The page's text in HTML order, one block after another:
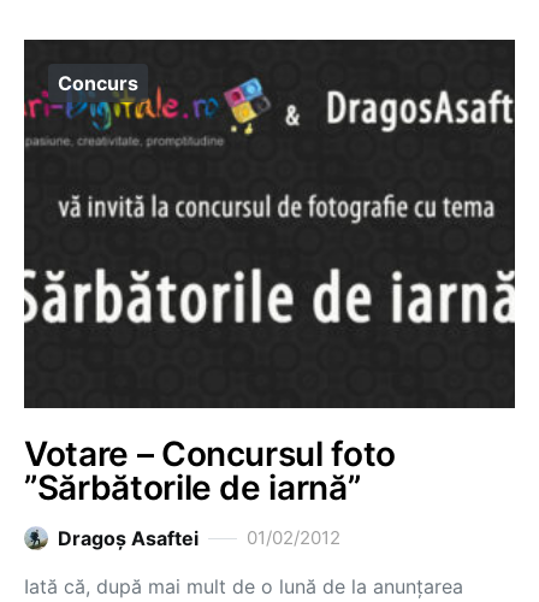
Concurs
Votare – Concursul foto
”Sărbătorile de iarnă”
Dragoş Asaftei 01/02/2012
Iată că, după mai mult de o lună de la anunțarea